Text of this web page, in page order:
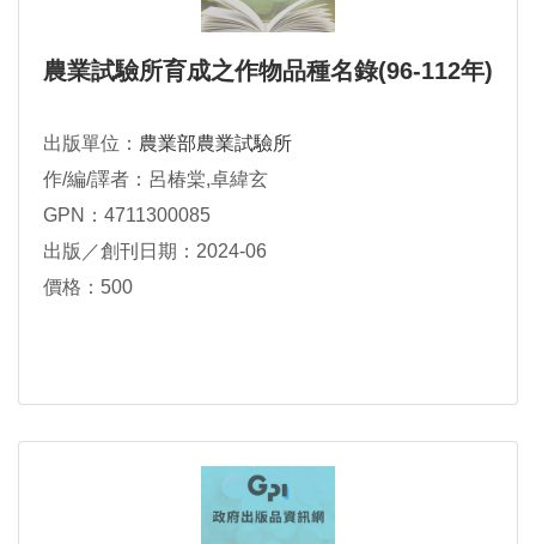
農業試驗所育成之作物品種名錄(96-112年)
出版單位： 農業部農業試驗所
作/編/譯者：呂椿棠,卓緯玄
GPN：4711300085
出版／創刊日期：2024-06
價格：500